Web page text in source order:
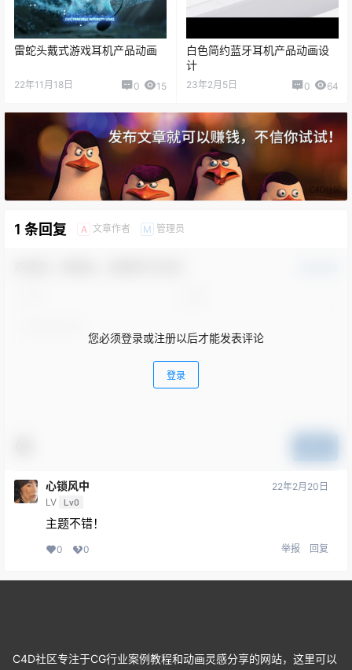
雷蛇头戴式游戏耳机产品动画
22年11月18日 0 15
白色简约蓝牙耳机产品动画设
计
23年2月5日 0 64
1 条回复 A 文章作者 M 管理员
您必须登录或注册以后才能发表评论
登录
心锁风中
LV Lv0
22年2月20日
主题不错！
0 0 举报 回复
C4D社区专注于CG行业案例教程和动画灵感分享的网站，这里可以